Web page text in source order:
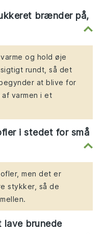
brænder på,
og hold øje
rundt, så det
at blive for
varmen i et
i stedet for små
men det er
stykker, så de
brunede